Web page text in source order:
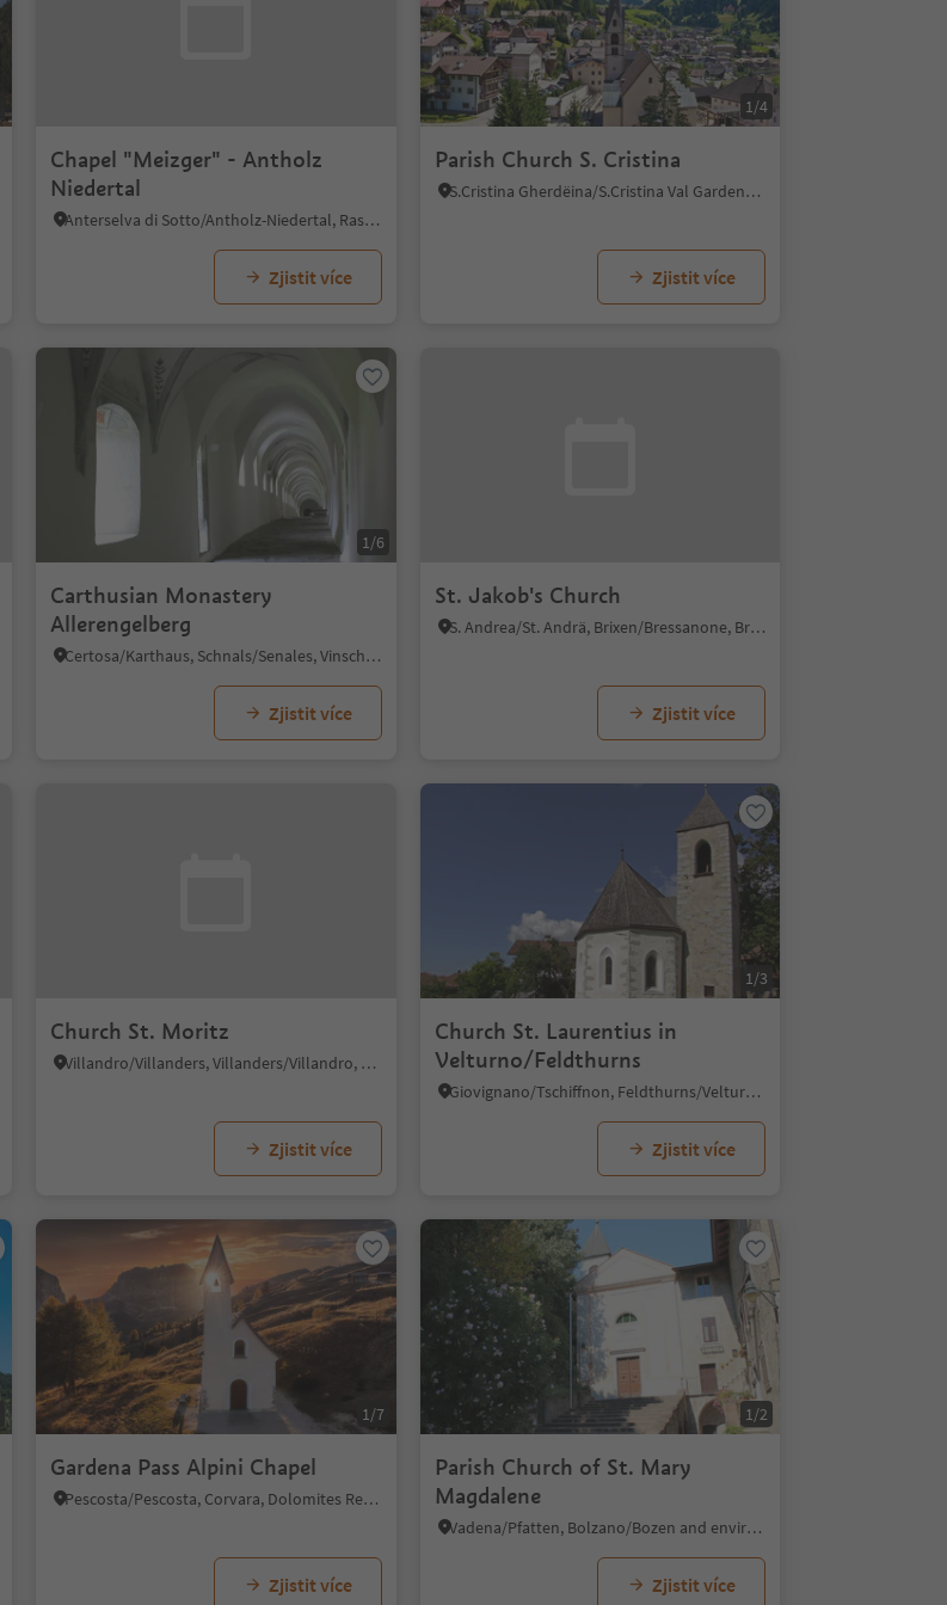
Chapel "Meizger" - Antholz
Niedertal
Anterselva di Sotto/Antholz-Niedertal, Rasen-Antholz/Rasun Anterselva, Dolomites Region Kronplatz/Plan de Corones
Zjistit více
1/4
Parish Church S. Cristina
S.Cristina Gherdëina/S.Cristina Val Gardena/S.Cristina Gherdëina/St.Christina in Gröden, S.Crestina Gherdëina/Santa Cristina Val Gardana, Dolomites Region Val Gardena
Zjistit více
1/6
Carthusian Monastery
Allerengelberg
Certosa/Karthaus, Schnals/Senales, Vinschgau/Val Venosta
Zjistit více
St. Jakob's Church
S. Andrea/St. Andrä, Brixen/Bressanone, Brixen/Bressanone and environs
Zjistit více
Church St. Moritz
Villandro/Villanders, Villanders/Villandro, Brixen/Bressanone and environs
Zjistit více
1/3
Church St. Laurentius in
Velturno/Feldthurns
Giovignano/Tschiffnon, Feldthurns/Velturno, Brixen/Bressanone and environs
Zjistit více
1/7
Gardena Pass Alpini Chapel
Pescosta/Pescosta, Corvara, Dolomites Region Alta Badia
Zjistit více
1/2
Parish Church of St. Mary
Magdalene
Vadena/Pfatten, Bolzano/Bozen and environs
Zjistit více